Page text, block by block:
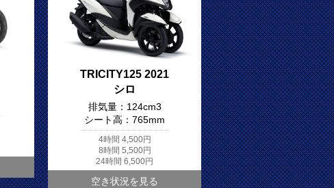
TRICITY125 2021
シロ
排気量： 124cm3
シート高： 765mm
4時間 4,500円
8時間 5,500円
24時間 6,500円
空き状況を見る